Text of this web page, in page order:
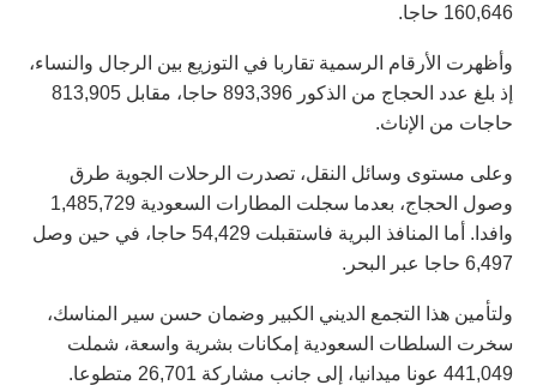
160,646 حاجا.
وأظهرت الأرقام الرسمية تقاربا في التوزيع بين الرجال والنساء،
إذ بلغ عدد الحجاج من الذكور 893,396 حاجا، مقابل 813,905
حاجات من الإناث.
وعلى مستوى وسائل النقل، تصدرت الرحلات الجوية طرق
وصول الحجاج، بعدما سجلت المطارات السعودية 1,485,729
وافدا. أما المنافذ البرية فاستقبلت 54,429 حاجا، في حين وصل
6,497 حاجا عبر البحر.
ولتأمين هذا التجمع الديني الكبير وضمان حسن سير المناسك،
سخرت السلطات السعودية إمكانات بشرية واسعة، شملت
441,049 عونا ميدانيا، إلى جانب مشاركة 26,701 متطوعا.